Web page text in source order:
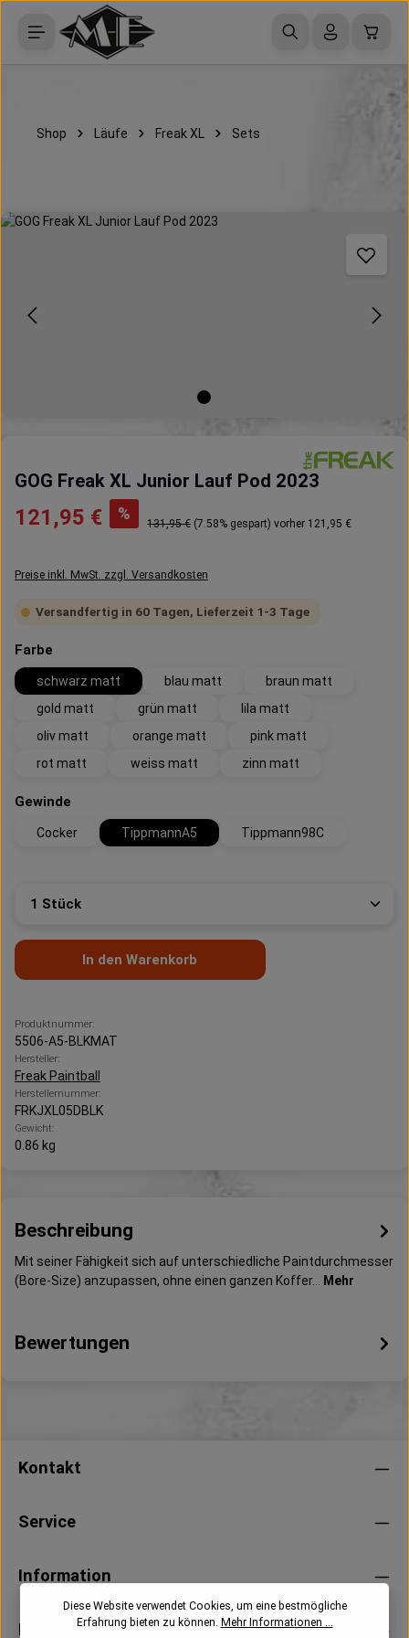
Zum Hauptinhalt springen
Shop Läufe Freak XL Sets
Bildergalerie überspringen
GOG Freak XL Junior Lauf Pod 2023
Verkaufspreis:
121,95 € % Regulärer Preis:
131,95 € (7.58% gespart) vorher 121,95 €
Preise inkl. MwSt. zzgl. Versandkosten
Versandfertig in 60 Tagen, Lieferzeit 1-3 Tage
Farbe
schwarz matt blau matt
braun matt
gold matt
grün matt
lila matt
oliv matt
orange matt
pink matt
rot matt
weiss matt zinn matt
Gewinde
Cocker TippmannA5 Tippmann98C
Produkt Anzahl: Gib den gewünschten Wert ein
In den Warenkorb
Produktnummer:
5506-A5-BLKMAT
Hersteller:
Freak Paintball
Herstellernummer:
FRKJXL05DBLK
Gewicht:
0.86 kg
Beschreibung
Mit seiner Fähigkeit sich auf unterschiedliche Paintdurchmesser
(Bore-Size) anzupassen, ohne einen ganzen Koffer…
Mehr
Bewertungen
Kontakt
Service
Information
Newsletter
Diese Website verwendet Cookies, um eine bestmögliche
Erfahrung bieten zu können. Mehr Informationen ...